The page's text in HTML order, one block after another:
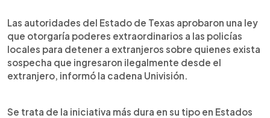
► Escuchar artículo
Las autoridades del Estado de Texas aprobaron una ley
que otorgaría poderes extraordinarios a las policías
locales para detener a extranjeros sobre quienes exista
sospecha que ingresaron ilegalmente desde el
extranjero, informó la cadena Univisión.
Se trata de la iniciativa más dura en su tipo en Estados